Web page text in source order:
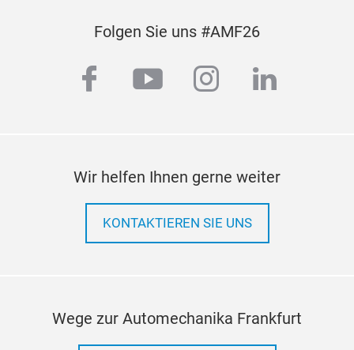
Folgen Sie uns #AMF26
facebook
youtubeinstagram
linkedin
Wir helfen Ihnen gerne weiter
KONTAKTIEREN SIE UNS
Wege zur Automechanika Frankfurt